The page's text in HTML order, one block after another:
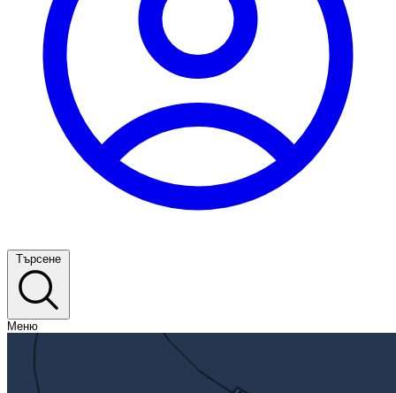
Търсене
Меню